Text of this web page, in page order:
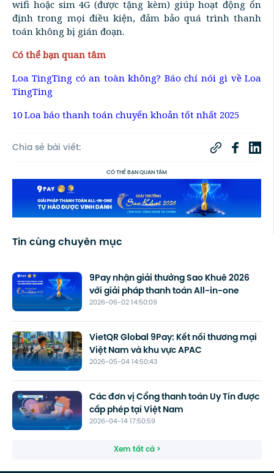
wifi hoặc sim 4G (được tặng kèm) giúp hoạt động ổn
định trong mọi điều kiện, đảm bảo quá trình thanh
toán không bị gián đoạn.
Có thể bạn quan tâm
Loa TingTing có an toàn không? Báo chí nói gì về Loa
TingTing
10 Loa báo thanh toán chuyển khoản tốt nhất 2025
Chia sẻ bài viết:
CÓ THỂ BẠN QUAN TÂM
Tin cùng chuyên mục
2026-06-02 14:50:09
9Pay nhận giải thưởng Sao Khuê 2026
với giải pháp thanh toán All-in-one
2026-05-04 14:50:43
VietQR Global 9Pay: Kết nối thương mại
Việt Nam và khu vực APAC
2026-04-14 17:50:59
Các đơn vị Cổng thanh toán Uy Tín được
cấp phép tại Việt Nam
Xem tất cả >